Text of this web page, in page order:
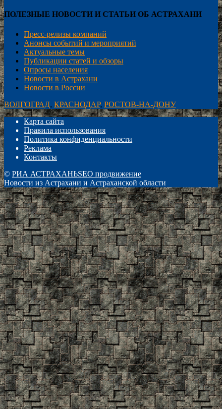
ПОЛЕЗНЫЕ НОВОСТИ И СТАТЬИ ОБ АСТРАХАНИ
Пресс-релизы компаний
Анонсы событий и мероприятий
Актуальные темы
Публикации статей и обзоры
Опросы населения
Новости в Астрахани
Новости в России
ВОЛГОГРАД, КРАСНОДАР, РОСТОВ-НА-ДОНУ
Карта сайта
Правила использования
Политика конфиденциальности
Реклама
Контакты
© РИА АСТРАХАНЬSEO продвижение
Новости из Астрахани и Астраханской области